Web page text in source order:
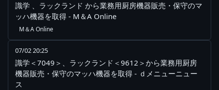
識学 、ラックランド から業務用厨房機器販売・保守のマ
ッハ機器を取得 - M＆A Online
M＆A Online
07/02 20:25
識学＜7049＞、ラックランド＜9612＞から業務用厨房
機器販売・保守のマッハ機器を取得 - ｄメニューニュー
ス